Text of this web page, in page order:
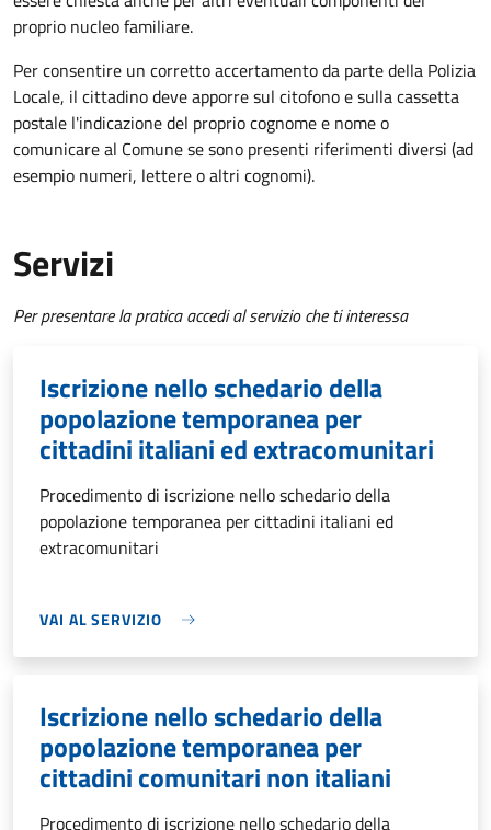
proprio nucleo familiare.
Per consentire un corretto accertamento da parte della Polizia
Locale, il cittadino deve apporre sul citofono e sulla cassetta
postale l'indicazione del proprio cognome e nome o
comunicare al Comune se sono presenti riferimenti diversi (ad
esempio numeri, lettere o altri cognomi).
Servizi
Per presentare la pratica accedi al servizio che ti interessa
Iscrizione nello schedario della
popolazione temporanea per
cittadini italiani ed extracomunitari
Procedimento di iscrizione nello schedario della
popolazione temporanea per cittadini italiani ed
extracomunitari
VAI AL SERVIZIO
Iscrizione nello schedario della
popolazione temporanea per
cittadini comunitari non italiani
Procedimento di iscrizione nello schedario della